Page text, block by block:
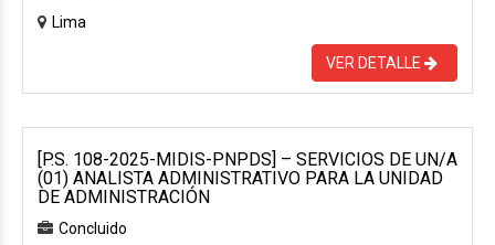
Lima
VER DETALLE
[P.S. 108-2025-MIDIS-PNPDS] – SERVICIOS DE UN/A
(01) ANALISTA ADMINISTRATIVO PARA LA UNIDAD
DE ADMINISTRACIÓN
Concluido